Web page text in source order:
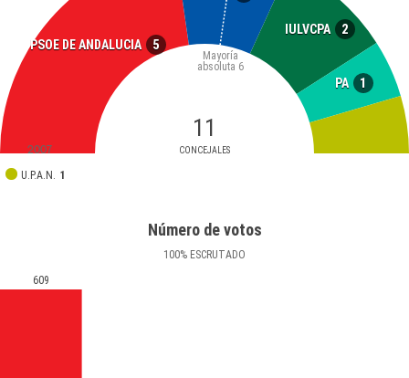
PSOE DE ANDALUCIA 5
IULVCPA 2
PA 1
11
CONCEJALES
Mayoría
absoluta 6
U.P.A.N. 1
2007
Número de votos
100% ESCRUTADO
609